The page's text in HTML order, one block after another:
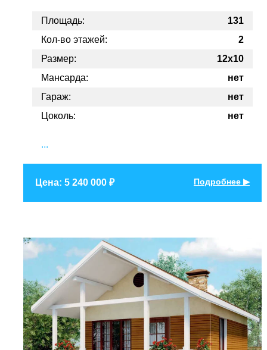
Площадь:
131
Кол-во этажей:
2
Размер:
12x10
Мансарда:
нет
Гараж:
нет
Цоколь:
нет
...
Цена: 5 240 000 ₽ Подробнее ▶